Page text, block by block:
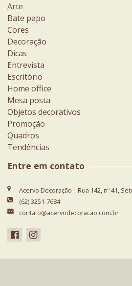
Arte
Bate papo
Cores
Decoração
Dicas
Entrevista
Escritório
Home office
Mesa posta
Objetos decorativos
Promoção
Quadros
Tendências
Entre em contato
Acervo Decoração – Rua 142, nº 41,
(62) 3251-7684
contato@acervodecoracao.com.br